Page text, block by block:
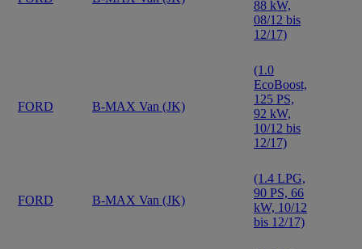
88 kW,
08/12 bis
12/17)
FORD B-MAX Van (JK)
(1.0
EcoBoost,
125 PS,
92 kW,
10/12 bis
12/17)
FORD B-MAX Van (JK)
(1.4 LPG,
90 PS, 66
kW, 10/12
bis 12/17)